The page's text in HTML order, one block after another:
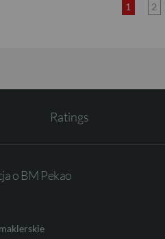
1 2
Ratings
o BM Pekao